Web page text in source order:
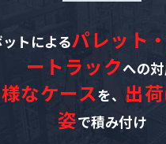
トによるパレット
ートラックへの
なケースを、 出
姿で積み付け